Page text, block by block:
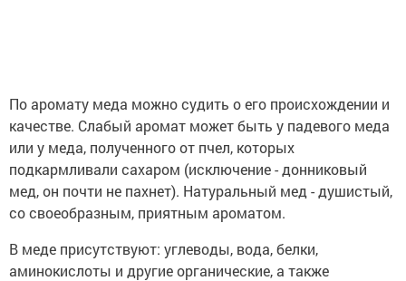
По аромату меда можно судить о его происхождении и
качестве. Слабый аромат может быть у падевого меда
или у меда, полученного от пчел, которых
подкармливали сахаром (исключение - донниковый
мед, он почти не пахнет). Натуральный мед - душистый,
со своеобразным, приятным ароматом.
В меде присутствуют: углеводы, вода, белки,
аминокислоты и другие органические, а также